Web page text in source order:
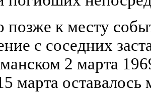
позже к месту
с соседних
2 марта
марта